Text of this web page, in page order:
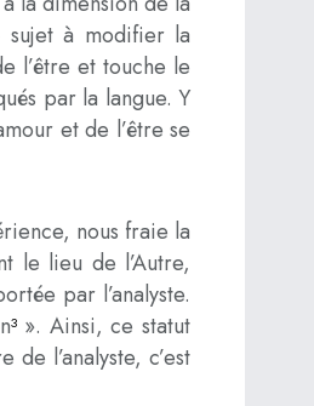
sujet à modifier la
l’être et touche le
par la langue. Y
et de l’être se
nous fraie la
le lieu de l’Autre,
par l’analyste.
3». Ainsi, ce statut
l’analyste, c’est